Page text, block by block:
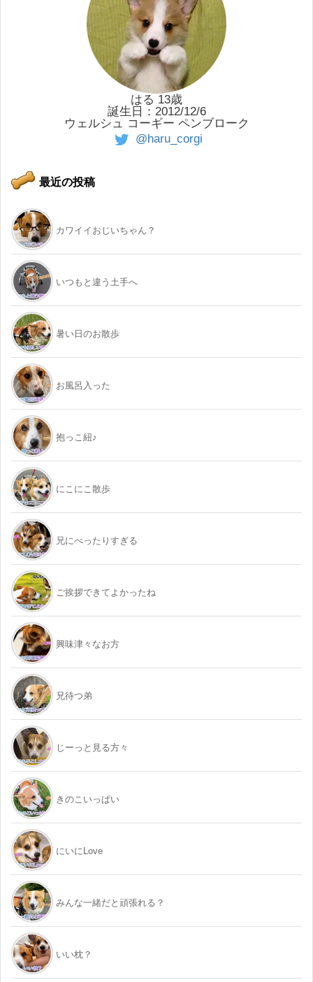
はる 13歳
誕生日：2012/12/6
ウェルシュ コーギー ペンブローク
@haru_corgi
最近の投稿
カワイイおじいちゃん？
いつもと違う土手へ
暑い日のお散歩
お風呂入った
抱っこ紐♪
にこにこ散歩
兄にべったりすぎる
ご挨拶できてよかったね
興味津々なお方
兄待つ弟
じーっと見る方々
きのこいっぱい
にいにLove
みんな一緒だと頑張れる？
いい枕？